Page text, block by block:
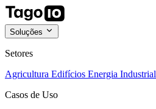
Soluções
Setores
Agricultura Edifícios Energia Industrial
Casos de Uso